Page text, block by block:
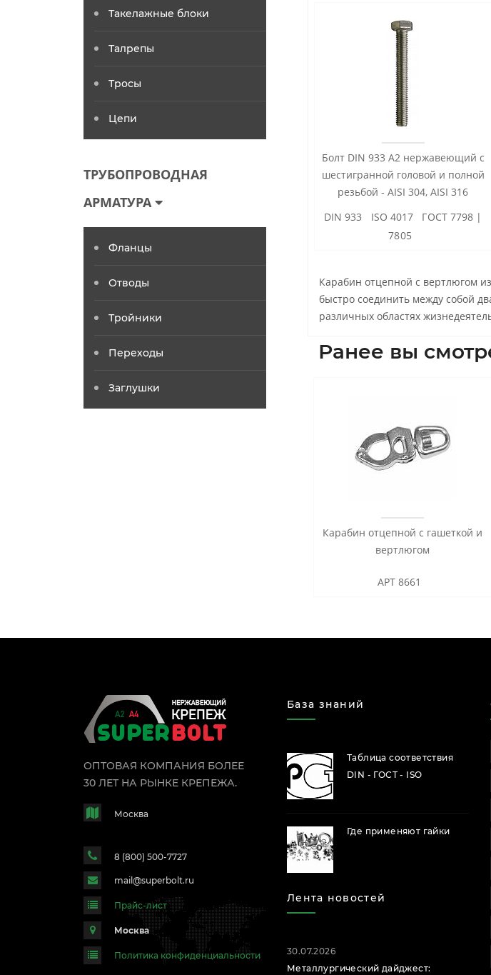
Болт DIN 933 А2 нержавеющий с
шестигранной головой и полной
резьбой - AISI 304, AISI 316
DIN 933 ISO 4017 ГОСТ 7798 |
7805
Карабин отцепной с вертлюгом
быстро соединить между собой
различных областях
Ранее вы
Карабин отцепной с гашеткой и
вертлюгом
АРТ 8661
Такелажные блоки
Талрепы
Тросы
Цепи
ТРУБОПРОВОДНАЯ
АРМАТУРА
Фланцы
Отводы
Тройники
Переходы
Заглушки
ОПТОВАЯ КОМПАНИЯ БОЛЕЕ
30 ЛЕТ НА РЫНКЕ КРЕПЕЖА.
Москва
8 (800) 500-7727
mail@superbolt.ru
Прайс-лист
Москва
Политика конфиденциальности
База знаний
Таблица соответствия
DIN - ГОСТ - ISO
Где применяют гайки
Лента новостей
30.07.2026
Металлургический дайджест: